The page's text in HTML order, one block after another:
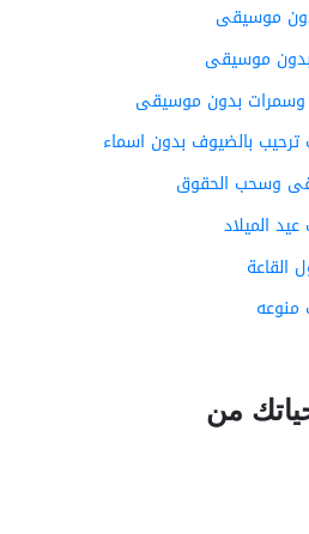
موسيقى
موسيقى
بدون موسيقى
بالضيوف بدون اسماء
وسحب الحقوق
الميلاد
من